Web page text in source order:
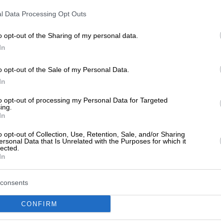
Data Processing Opt Outs
opt-out of the Sharing of my personal data.
opt-out of the Sale of my Personal Data.
opt-out of processing my Personal Data for Targeted
opt-out of Collection, Use, Retention, Sale, and/or Sharing
Data that Is Unrelated with the Purposes for which it
CONFIRM
any reviews yet
the first to share your experience and help other users